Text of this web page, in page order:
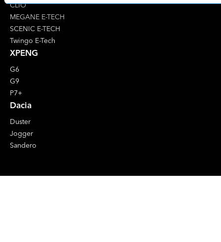
CLIO
MEGANE E-TECH
SCENIC E-TECH
Twingo E-Tech
XPENG
G6
G9
P7+
Dacia
Duster
Jogger
Sandero